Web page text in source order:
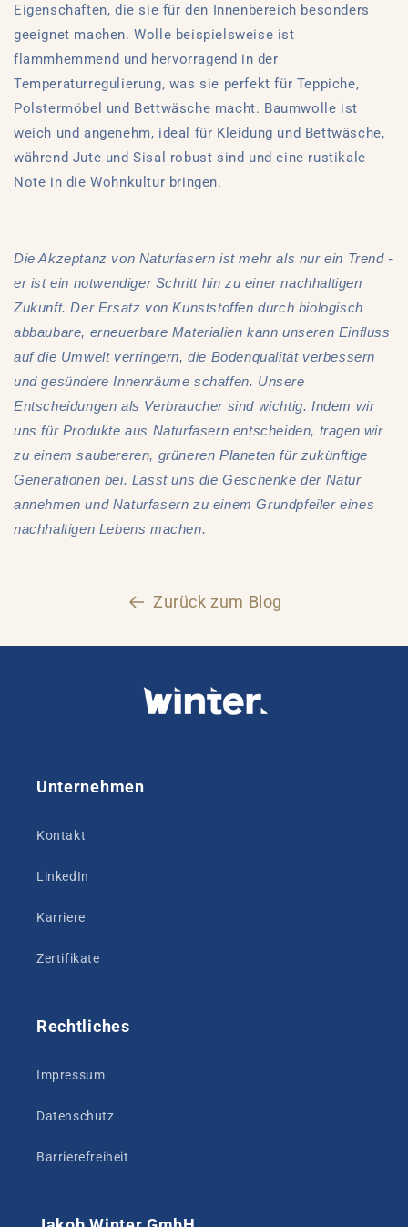
Eigenschaften, die sie für den Innenbereich besonders
geeignet machen. Wolle beispielsweise ist
flammhemmend und hervorragend in der
Temperaturregulierung, was sie perfekt für Teppiche,
Polstermöbel und Bettwäsche macht. Baumwolle ist
weich und angenehm, ideal für Kleidung und Bettwäsche,
während Jute und Sisal robust sind und eine rustikale
Note in die Wohnkultur bringen.
Die Akzeptanz von Naturfasern ist mehr als nur ein Trend -
er ist ein notwendiger Schritt hin zu einer nachhaltigen
Zukunft. Der Ersatz von Kunststoffen durch biologisch
abbaubare, erneuerbare Materialien kann unseren Einfluss
auf die Umwelt verringern, die Bodenqualität verbessern
und gesündere Innenräume schaffen. Unsere
Entscheidungen als Verbraucher sind wichtig. Indem wir
uns für Produkte aus Naturfasern entscheiden, tragen wir
zu einem saubereren, grüneren Planeten für zukünftige
Generationen bei. Lasst uns die Geschenke der Natur
annehmen und Naturfasern zu einem Grundpfeiler eines
nachhaltigen Lebens machen.
Zurück zum Blog
Unternehmen
Kontakt
LinkedIn
Karriere
Zertifikate
Rechtliches
Impressum
Datenschutz
Barrierefreiheit